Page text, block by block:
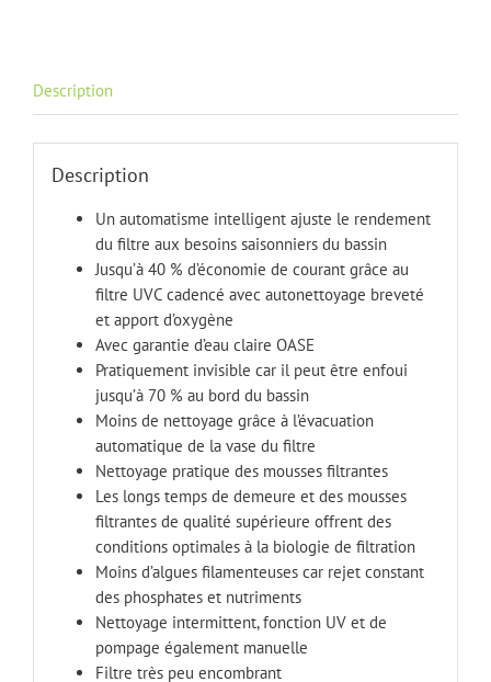
Description
Description
Un automatisme intelligent ajuste le rendement
du filtre aux besoins saisonniers du bassin
Jusqu’à 40 % d’économie de courant grâce au
filtre UVC cadencé avec autonettoyage breveté
et apport d’oxygène
Avec garantie d’eau claire OASE
Pratiquement invisible car il peut être enfoui
jusqu’à 70 % au bord du bassin
Moins de nettoyage grâce à l’évacuation
automatique de la vase du filtre
Nettoyage pratique des mousses filtrantes
Les longs temps de demeure et des mousses
filtrantes de qualité supérieure offrent des
conditions optimales à la biologie de filtration
Moins d’algues filamenteuses car rejet constant
des phosphates et nutriments
Nettoyage intermittent, fonction UV et de
pompage également manuelle
Filtre très peu encombrant